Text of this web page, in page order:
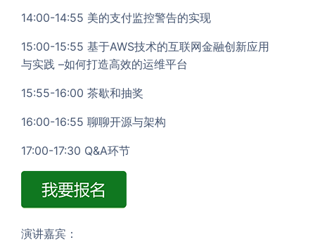
14:00-14:55 美的支付监控警告的实现
15:00-15:55 基于AWS技术的互联网金融创新应用
与实践 –如何打造高效的运维平台
15:55-16:00 茶歇和抽奖
16:00-16:55 聊聊开源与架构
17:00-17:30 Q&A环节
演讲嘉宾：